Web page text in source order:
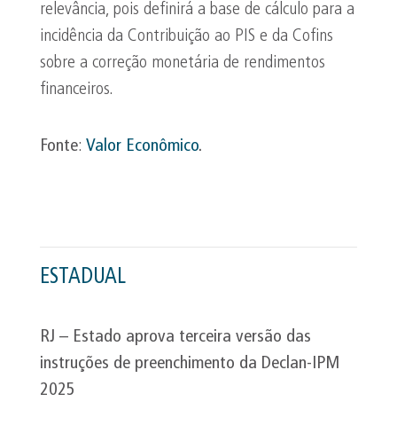
relevância, pois definirá a base de cálculo para a
incidência da Contribuição ao PIS e da Cofins
sobre a correção monetária de rendimentos
financeiros.
Fonte: Valor Econômico.
ESTADUAL
RJ – Estado aprova terceira versão das
instruções de preenchimento da Declan-IPM
2025